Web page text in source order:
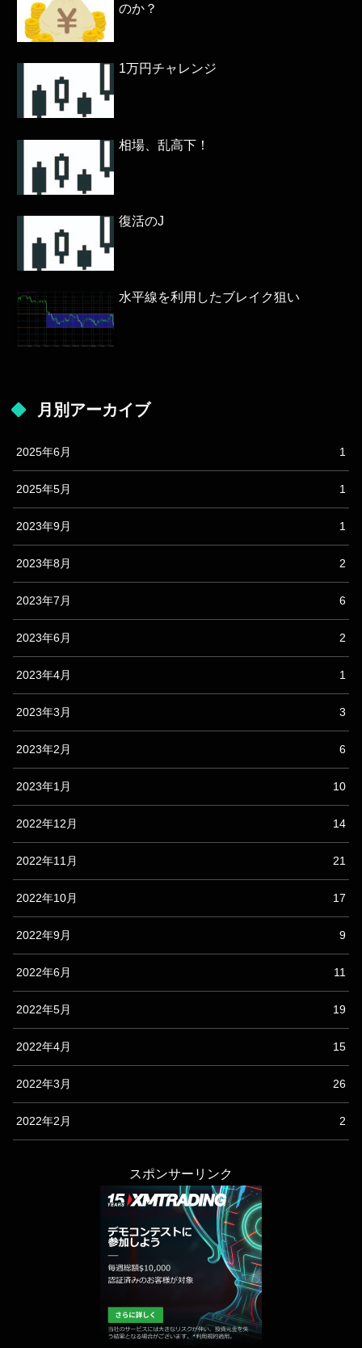
のか？
1万円チャレンジ
相場、乱高下！
復活のJ
水平線を利用したブレイク狙い
月別アーカイブ
2025年6月 1
2025年5月 1
2023年9月 1
2023年8月 2
2023年7月 6
2023年6月 2
2023年4月 1
2023年3月 3
2023年2月 6
2023年1月 10
2022年12月 14
2022年11月 21
2022年10月 17
2022年9月 9
2022年6月 11
2022年5月 19
2022年4月 15
2022年3月 26
2022年2月 2
スポンサーリンク